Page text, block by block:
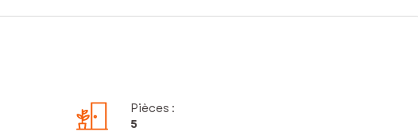
Pièces :
5